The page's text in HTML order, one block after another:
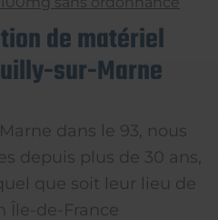
de matériel
sur-Marne
dans le 93, nous
depuis plus de 30 ans,
que soit leur lieu de
Île-de-France